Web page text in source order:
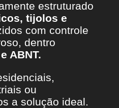
estruturado
tijolos e
com controle
dentro
ABNT.
ou
a solução ideal.